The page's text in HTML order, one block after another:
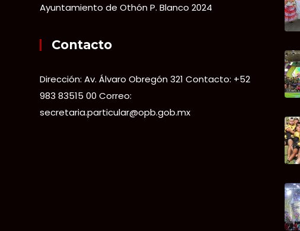
Ayuntamiento de Othón P. Blanco 2024
Contacto
Dirección: Av. Álvaro Obregón 321 Contacto: +52
983 83515 00 Correo:
secretaria.particular@opb.gob.mx